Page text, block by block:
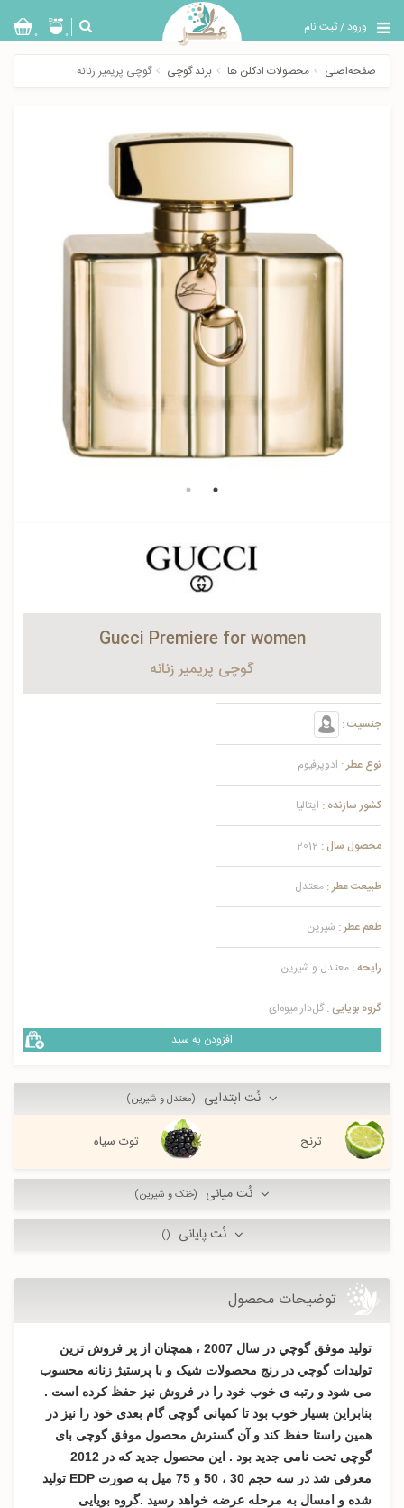
ورود/ثبت نام
بازگشت
0 0
صفحه‌اصلی محصولات ادکلن ها برند گوچی گوچی پریمیر زنانه
Gucci Premiere for women
گوچی پریمیر زنانه
جنسیت :
نوع عطر : ادوپرفیوم
کشور سازنده : ایتالیا
محصول سال : 2012
طبیعت عطر : معتدل
طعم عطر : شیرین
رایحه : معتدل و شیرین
گروه بویایی : گل‌دار میوه‌ای
افزودن به سبد
نُت ابتدایی (معتدل و شیرین)
ترنج توت سیاه
نُت میانی (خنک و شیرین)
نُت پایانی ()
توضیحات محصول
تولید موفق گوچي در سال 2007 ، همچنان از پر فروش ترین
تولیدات گوچي در رنج محصولات شیک و با پرستیژ زنانه محسوب
می شود و رتبه ی خوب خود را در فروش نیز حفظ کرده است .
بنابراین بسیار خوب بود تا کمپانی گوچی گام بعدی خود را نیز در
همین راستا حفظ کند و آن گسترش محصول موفق گوچی بای
گوچی تحت نامی جدید بود . این محصول جدید که در 2012
معرفی شد در سه حجم 30 ، 50 و 75 میل به صورت EDP تولید
شده و امسال به مرحله عرضه خواهد رسید .گروه بویایی